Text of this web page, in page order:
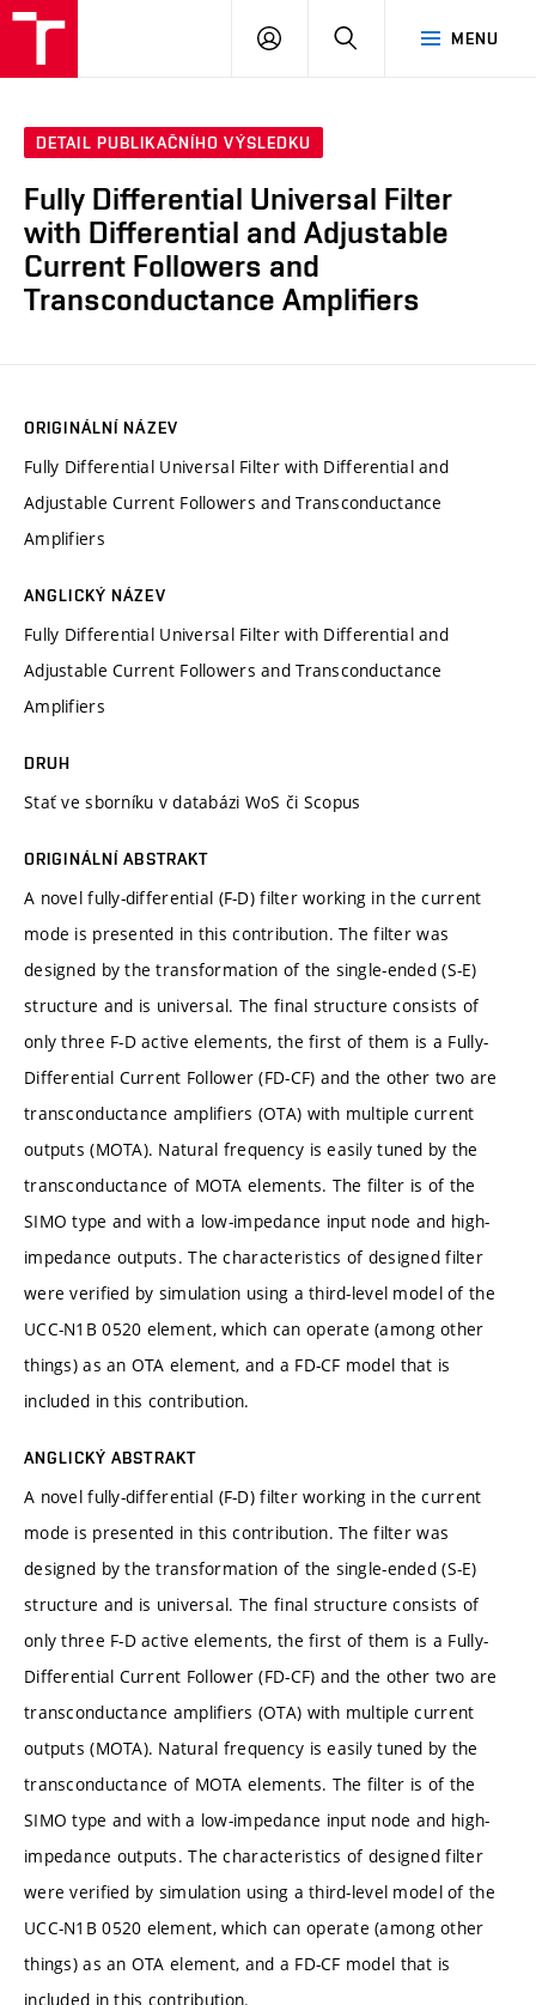
MENU
PŘIHLÁSIT
DETAIL PUBLIKAČNÍHO VÝSLEDKU
Fully Differential Universal Filter
with Differential and Adjustable
Current Followers and
Transconductance Amplifiers
ORIGINÁLNÍ NÁZEV
Fully Differential Universal Filter with Differential and
Adjustable Current Followers and Transconductance
Amplifiers
ANGLICKÝ NÁZEV
Fully Differential Universal Filter with Differential and
Adjustable Current Followers and Transconductance
Amplifiers
DRUH
Stať ve sborníku v databázi WoS či Scopus
ORIGINÁLNÍ ABSTRAKT
A novel fully-differential (F-D) filter working in the current
mode is presented in this contribution. The filter was
designed by the transformation of the single-ended (S-E)
structure and is universal. The final structure consists of
only three F-D active elements, the first of them is a Fully-
Differential Current Follower (FD-CF) and the other two are
transconductance amplifiers (OTA) with multiple current
outputs (MOTA). Natural frequency is easily tuned by the
transconductance of MOTA elements. The filter is of the
SIMO type and with a low-impedance input node and high-
impedance outputs. The characteristics of designed filter
were verified by simulation using a third-level model of the
UCC-N1B 0520 element, which can operate (among other
things) as an OTA element, and a FD-CF model that is
included in this contribution.
ANGLICKÝ ABSTRAKT
A novel fully-differential (F-D) filter working in the current
mode is presented in this contribution. The filter was
designed by the transformation of the single-ended (S-E)
structure and is universal. The final structure consists of
only three F-D active elements, the first of them is a Fully-
Differential Current Follower (FD-CF) and the other two are
transconductance amplifiers (OTA) with multiple current
outputs (MOTA). Natural frequency is easily tuned by the
transconductance of MOTA elements. The filter is of the
SIMO type and with a low-impedance input node and high-
impedance outputs. The characteristics of designed filter
were verified by simulation using a third-level model of the
UCC-N1B 0520 element, which can operate (among other
things) as an OTA element, and a FD-CF model that is
included in this contribution.